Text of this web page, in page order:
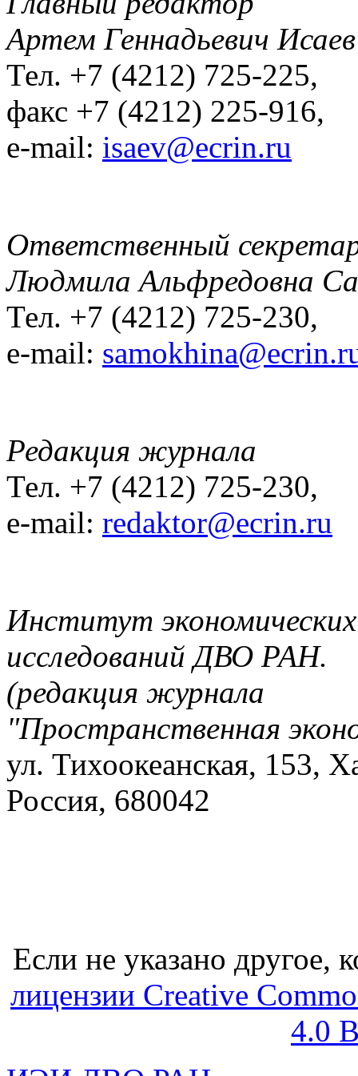
Артем Геннадьевич Исаев
Тел. +7 (4212) 725-225,
факс +7 (4212) 225-916,
e-mail: isaev@ecrin.ru
Ответственный
Людмила Альфредовна
Тел. +7 (4212) 725-230,
e-mail:
Редакция журнала
Тел. +7 (4212) 725-230,
e-mail: redaktor@ecrin.ru
Институт экономических
исследований ДВО РАН.
(редакция журнала
"Пространственная
ул. Тихоокеанская, 153,
Россия, 680042
Если не указано другое,
лицензии Creative
4.0